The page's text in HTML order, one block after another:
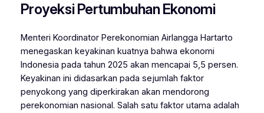
Proyeksi Pertumbuhan Ekonomi
Menteri Koordinator Perekonomian Airlangga Hartarto
menegaskan keyakinan kuatnya bahwa ekonomi
Indonesia pada tahun 2025 akan mencapai 5,5 persen.
Keyakinan ini didasarkan pada sejumlah faktor
penyokong yang diperkirakan akan mendorong
perekonomian nasional. Salah satu faktor utama adalah